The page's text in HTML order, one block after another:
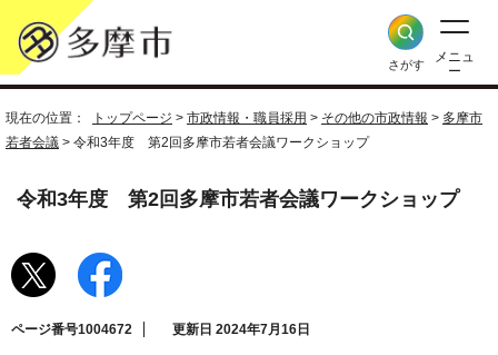
さがす
メニュ
ー
現在の位置： トップページ > 市政情報・職員採用 > その他の市政情報 > 多摩市
若者会議 > 令和3年度 第2回多摩市若者会議ワークショップ
令和3年度 第2回多摩市若者会議ワークショップ
ページ番号1004672 更新日 2024年7月16日